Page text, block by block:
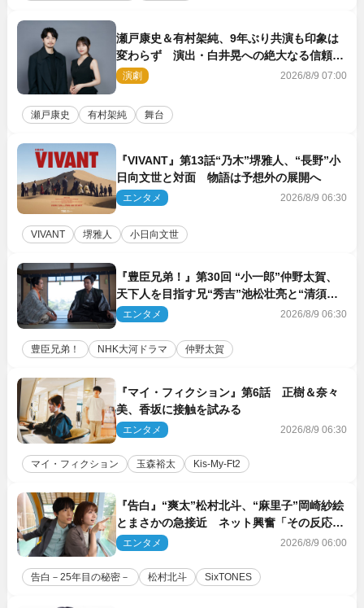
瀬戸康史＆有村架純、9年ぶり共演も印象は
変わらず 演出・白井晃への絶大なる信頼を
胸に舞台『キュー』に挑む
演劇 2026/8/9 07:00
瀬戸康史 有村架純 舞台
『VIVANT』第13話“乃木”堺雅人、“長野”小
日向文世と対面 物語は予想外の展開へ
エンタメ 2026/8/9 06:30
VIVANT 堺雅人 小日向文世
『豊臣兄弟！』第30回 “小一郎”仲野太賀、
天下人を目指す兄“秀吉”池松壮亮と“清須会
議”へ
エンタメ 2026/8/9 06:30
豊臣兄弟！ NHK大河ドラマ 仲野太賀
『マイ・フィクション』第6話 正樹＆奈々
美、香坂に接触を試みる
エンタメ 2026/8/9 06:30
マイ・フィクション 玉森裕太 Kis‐My‐Ft2
『告白』“爽太”松村北斗、“麻里子”岡崎紗絵
とまさかの急接近 ネット興奮「その反応
は」「いいの!?」（ネタバレあり）
エンタメ 2026/8/9 06:00
告白－25年目の秘密－ 松村北斗 SixTONES